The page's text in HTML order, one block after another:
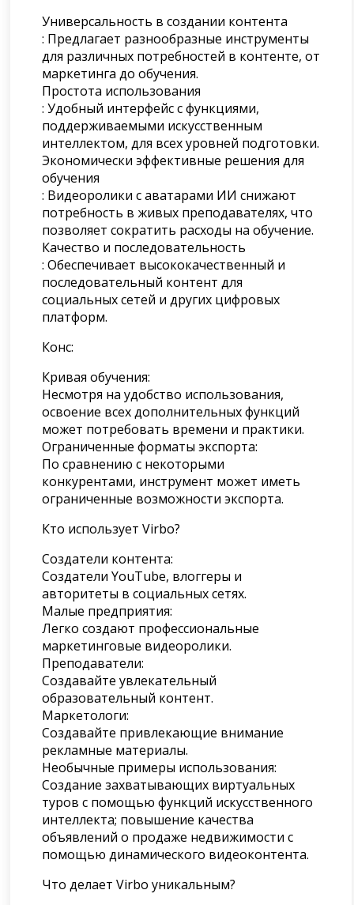
Универсальность в создании контента
: Предлагает разнообразные инструменты
для различных потребностей в контенте, от
маркетинга до обучения.
Простота использования
: Удобный интерфейс с функциями,
поддерживаемыми искусственным
интеллектом, для всех уровней подготовки.
Экономически эффективные решения для
обучения
: Видеоролики с аватарами ИИ снижают
потребность в живых преподавателях, что
позволяет сократить расходы на обучение.
Качество и последовательность
: Обеспечивает высококачественный и
последовательный контент для
социальных сетей и других цифровых
платформ.
Конс:
Кривая обучения:
Несмотря на удобство использования,
освоение всех дополнительных функций
может потребовать времени и практики.
Ограниченные форматы экспорта:
По сравнению с некоторыми
конкурентами, инструмент может иметь
ограниченные возможности экспорта.
Кто использует Virbo?
Создатели контента:
Создатели YouTube, влоггеры и
авторитеты в социальных сетях.
Малые предприятия:
Легко создают профессиональные
маркетинговые видеоролики.
Преподаватели:
Создавайте увлекательный
образовательный контент.
Маркетологи:
Создавайте привлекающие внимание
рекламные материалы.
Необычные примеры использования:
Создание захватывающих виртуальных
туров с помощью функций искусственного
интеллекта; повышение качества
объявлений о продаже недвижимости с
помощью динамического видеоконтента.
Что делает Virbo уникальным?